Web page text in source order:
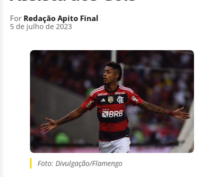
For Redação Apito Final
5 de julho de 2023
Foto: Divulgação/Flamengo